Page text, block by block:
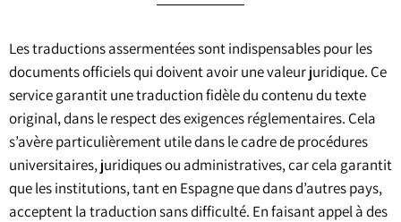
Les traductions assermentées sont indispensables pour les
documents officiels qui doivent avoir une valeur juridique. Ce
service garantit une traduction fidèle du contenu du texte
original, dans le respect des exigences réglementaires. Cela
s’avère particulièrement utile dans le cadre de procédures
universitaires, juridiques ou administratives, car cela garantit
que les institutions, tant en Espagne que dans d’autres pays,
acceptent la traduction sans difficulté. En faisant appel à des